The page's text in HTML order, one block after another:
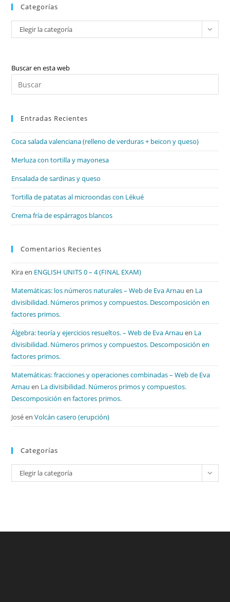
Categorías
Categorías
Elegir la categoría
Buscar en esta web
Entradas Recientes
Coca salada valenciana (relleno de verduras + beicon y queso)
Merluza con tortilla y mayonesa
Ensalada de sardinas y queso
Tortilla de patatas al microondas con Lékué
Crema fría de espárragos blancos
Comentarios Recientes
Kiraen ENGLISH UNITS 0 – 4 (FINAL EXAM)
Matemáticas: los números naturales – Web de Eva Arnau en La
divisibilidad. Números primos y compuestos. Descomposición en
factores primos.
Álgebra: teoría y ejercicios resueltos. – Web de Eva Arnau en La
divisibilidad. Números primos y compuestos. Descomposición en
factores primos.
Matemáticas: fracciones y operaciones combinadas – Web de Eva
Arnau en La divisibilidad. Números primos y compuestos.
Descomposición en factores primos.
JoséenVolcán casero (erupción)
Categorías
Categorías
Elegir la categoría